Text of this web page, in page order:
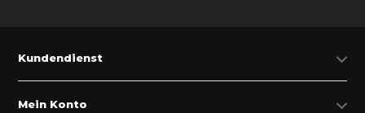
Kundendienst
Mein Konto